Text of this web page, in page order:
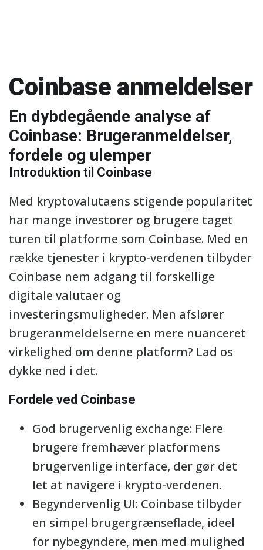
Coinbase anmeldelser
En dybdegående analyse af
Coinbase: Brugeranmeldelser,
fordele og ulemper
Introduktion til Coinbase
Med kryptovalutaens stigende popularitet
har mange investorer og brugere taget
turen til platforme som Coinbase. Med en
række tjenester i krypto-verdenen tilbyder
Coinbase nem adgang til forskellige
digitale valutaer og
investeringsmuligheder. Men afslører
brugeranmeldelserne en mere nuanceret
virkelighed om denne platform? Lad os
dykke ned i det.
Fordele ved Coinbase
God brugervenlig exchange: Flere
brugere fremhæver platformens
brugervenlige interface, der gør det
let at navigere i krypto-verdenen.
Begyndervenlig UI: Coinbase tilbyder
en simpel brugergrænseflade, ideel
for nybegyndere, men med mulighed